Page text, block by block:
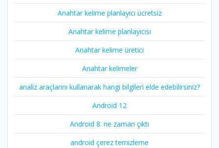
Anahtar kelime planlayıcı ücretsiz
Anahtar kelime planlayıcısı
Anahtar kelime üretici
Anahtar kelimeler
analiz araçlarını kullanarak hangi bilgileri elde edebilirsiniz?
Android 12
Android 8. ne zaman çıktı
android çerez temizleme